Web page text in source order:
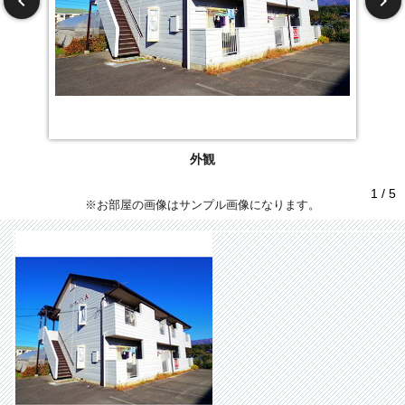
外観
1 / 5
※お部屋の画像はサンプル画像になります。